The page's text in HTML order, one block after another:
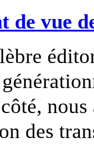
vue
des